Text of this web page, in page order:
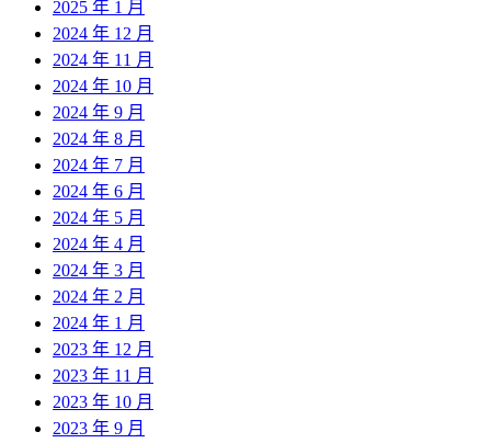
2025 年 1 月
2024 年 12 月
2024 年 11 月
2024 年 10 月
2024 年 9 月
2024 年 8 月
2024 年 7 月
2024 年 6 月
2024 年 5 月
2024 年 4 月
2024 年 3 月
2024 年 2 月
2024 年 1 月
2023 年 12 月
2023 年 11 月
2023 年 10 月
2023 年 9 月